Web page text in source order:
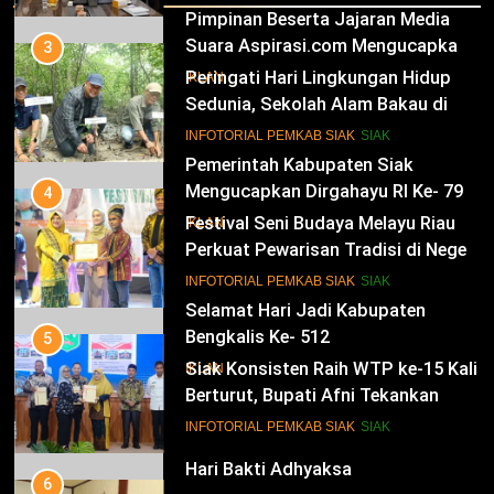
Pimpinan Beserta Jajaran Media
Suara Aspirasi.com Mengucapkan
Selamat HUT RI Ke-79
IKLAN
13
Pemerintah Kabupaten Siak
Mengucapkan Dirgahayu RI Ke- 79
IKLAN
14
Selamat Hari Jadi Kabupaten
Bengkalis Ke- 512
IKLAN
15
Hari Bakti Adhyaksa
3
Peringati Hari Lingkungan Hidup
Sedunia, Sekolah Alam Bakau di
Siak Cetak Generasi Penjaga
Pesisir
INFOTORIAL PEMKAB SIAK SIAK
4
Festival Seni Budaya Melayu Riau
Perkuat Pewarisan Tradisi di Negeri
Istana
INFOTORIAL PEMKAB SIAK SIAK
5
Siak Konsisten Raih WTP ke-15 Kali
Berturut, Bupati Afni Tekankan
Penguatan Tata Kelola Keuangan
INFOTORIAL PEMKAB SIAK SIAK
6